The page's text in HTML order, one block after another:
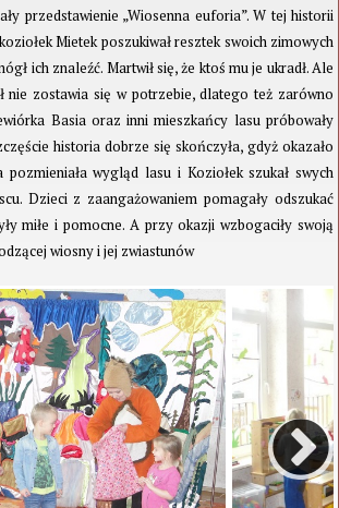
przedstawienie „Wiosenna euforia”. W tej historii
Mietek poszukiwał resztek swoich zimowych
ich znaleźć. Martwił się, że ktoś mu je ukradł. Ale
nie zostawia się w potrzebie, dlatego też zarówno
Basia oraz inni mieszkańcy lasu próbowały
historia dobrze się skończyła, gdyż okazało
wygląd lasu i Koziołek szukał swych
Dzieci z zaangażowaniem pomagały odszukać
miłe i pomocne. A przy okazji wzbogaciły swoją
wiosny i jej zwiastunów